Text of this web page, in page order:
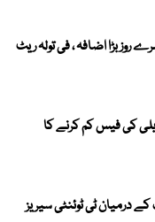
بڑا اضافہ ، فی تولہ ریٹ
کی فیس کم کرنے کا
کے درمیان ٹی ٹوئنٹی سیریز